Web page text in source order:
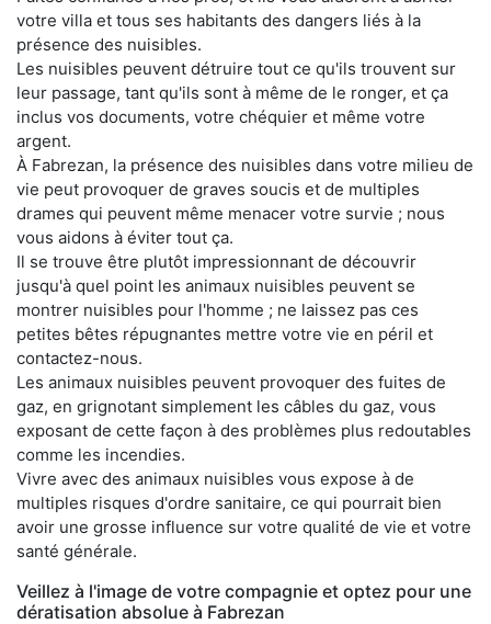
votre villa et tous ses habitants des dangers liés à la
présence des nuisibles.
Les nuisibles peuvent détruire tout ce qu'ils trouvent sur
leur passage, tant qu'ils sont à même de le ronger, et ça
inclus vos documents, votre chéquier et même votre
argent.
À Fabrezan, la présence des nuisibles dans votre milieu de
vie peut provoquer de graves soucis et de multiples
drames qui peuvent même menacer votre survie ; nous
vous aidons à éviter tout ça.
Il se trouve être plutôt impressionnant de découvrir
jusqu'à quel point les animaux nuisibles peuvent se
montrer nuisibles pour l'homme ; ne laissez pas ces
petites bêtes répugnantes mettre votre vie en péril et
contactez-nous.
Les animaux nuisibles peuvent provoquer des fuites de
gaz, en grignotant simplement les câbles du gaz, vous
exposant de cette façon à des problèmes plus redoutables
comme les incendies.
Vivre avec des animaux nuisibles vous expose à de
multiples risques d'ordre sanitaire, ce qui pourrait bien
avoir une grosse influence sur votre qualité de vie et votre
santé générale.
Veillez à l'image de votre compagnie et optez pour une
dératisation absolue à Fabrezan